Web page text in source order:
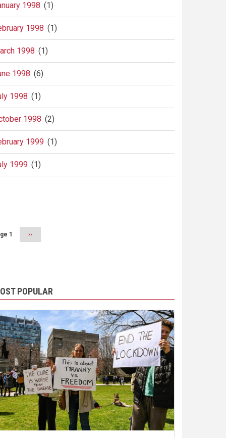
1998 (1)
1998 (1)
1998 (1)
1998 (6)
1998 (1)
1998 (2)
1999 (1)
1999 (1)
1
Next
page
››
POPULAR